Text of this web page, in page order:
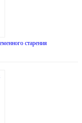
старения